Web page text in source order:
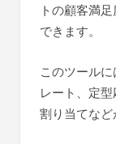
トの顧客満
できます。
このツール
レート、定
割り当てなど